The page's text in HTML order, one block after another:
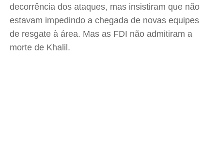
decorrência dos ataques, mas insistiram que não
estavam impedindo a chegada de novas equipes
de resgate à área. Mas as FDI não admitiram a
morte de Khalil.